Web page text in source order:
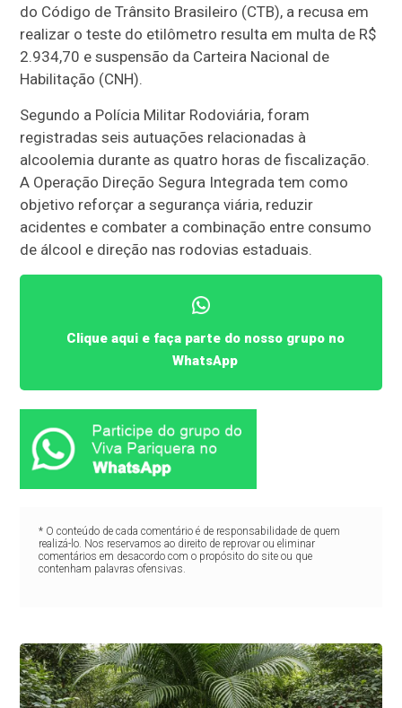
do Código de Trânsito Brasileiro (CTB), a recusa em
realizar o teste do etilômetro resulta em multa de R$
2.934,70 e suspensão da Carteira Nacional de
Habilitação (CNH).
Segundo a Polícia Militar Rodoviária, foram
registradas seis autuações relacionadas à
alcoolemia durante as quatro horas de fiscalização.
A Operação Direção Segura Integrada tem como
objetivo reforçar a segurança viária, reduzir
acidentes e combater a combinação entre consumo
de álcool e direção nas rodovias estaduais.
Clique aqui e faça parte do nosso grupo no
WhatsApp
* O conteúdo de cada comentário é de responsabilidade de quem
realizá-lo. Nos reservamos ao direito de reprovar ou eliminar
comentários em desacordo com o propósito do site ou que
contenham palavras ofensivas.